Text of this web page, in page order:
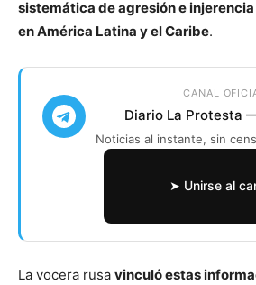
sistemática de agresión e
en América Latina y el Caribe.
CANAL
Diario La Protesta
Noticias al instante, sin
➤ Unirse al
La vocera rusa vinculó estas